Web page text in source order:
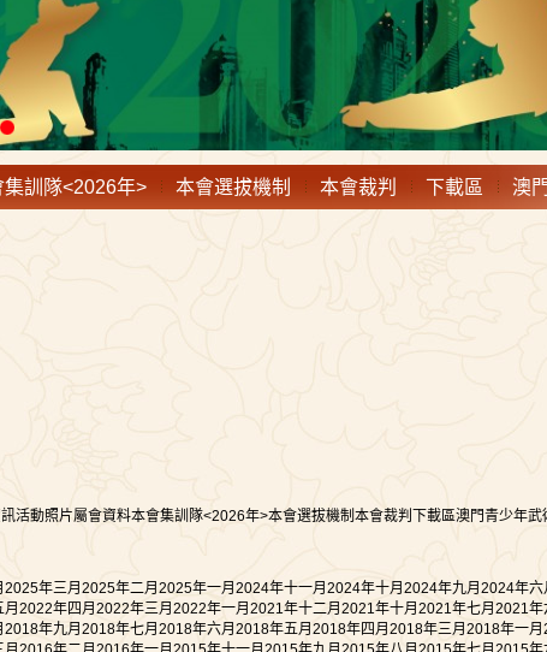
集訓隊<2026年> 本會選拔機制 本會裁判 下載區 澳
活動照片屬會資料本會集訓隊<2026年>本會選拔機制 本會裁判 下載區澳門青少年武
2025年三月 2025年二月 2025年一月 2024年十一月 2024年十月 2024年九月 2024年六
2022年四月 2022年三月 2022年一月 2021年十二月 2021年十月 2021年七月 2021年
2018年九月 2018年七月 2018年六月 2018年五月 2018年四月 2018年三月 2018年一月